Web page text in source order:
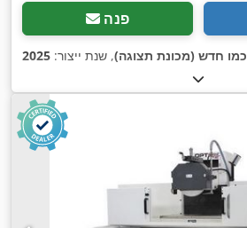
פנה
כמו חדש (מכונת תצוגה), שנת ייצור: 2025